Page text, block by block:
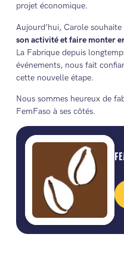
projet économique.
Aujourd’hui, Carole
son activité et faire monter
La Fabrique depuis
événements, nous fait
cette nouvelle étape.
Nous sommes heureux de
FemFaso à ses côtés.